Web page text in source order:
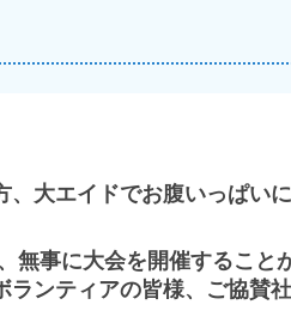
大エイドでお腹いっぱい
事に大会を開催すること
ンティアの皆様、ご協賛